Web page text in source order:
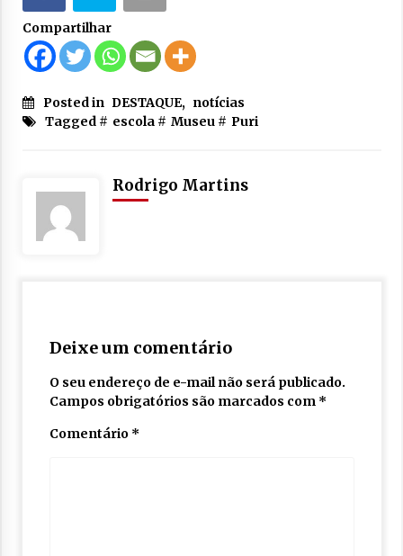
Compartilhar
Posted in DESTAQUE, notícias
Tagged # escola# Museu# Puri
Rodrigo Martins
Deixe um comentário
O seu endereço de e-mail não será publicado.
Campos obrigatórios são marcados com *
Comentário *